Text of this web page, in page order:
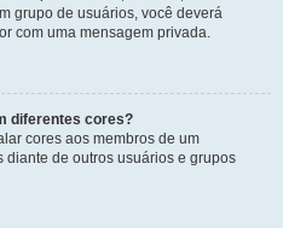
grupo de usuários, você deverá
com uma mensagem privada.
diferentes cores?
cores aos membros de um
de outros usuários e grupos